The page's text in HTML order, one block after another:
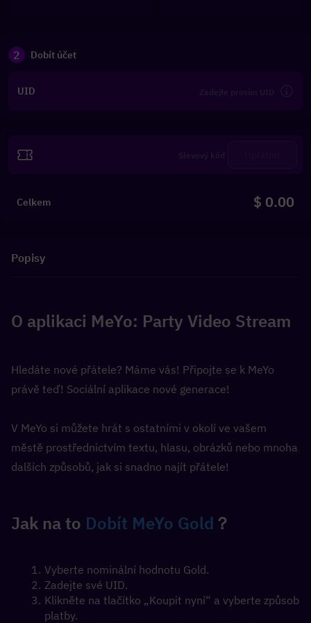
2 Dobít účet
UID
Celkem $ 0.00
Popisy
O aplikaci MeYo: Party Video Stream
Hledáte nové přátele? Máme vás! Připojte se k MeYo
právě teď! Sociální aplikace nové generace!
V MeYo si můžete hrát s ostatními v okolí ve vašem
městě prostřednictvím textu, hlasu, obrázků nebo mnoha
dalších způsobů, jak si snadno najít přátele!
Jak na to Dobít MeYo Gold ？
Vyberte nominální hodnotu Gold.
Zadejte své UID.
Klikněte na tlačítko „Koupit nyní“ a vyberte způsob
platby.